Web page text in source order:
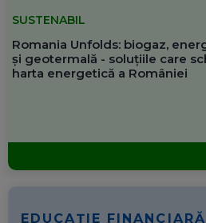
SUSTENABIL
Romania Unfolds: biogaz,
și geotermală - soluțiile care
harta energetică a României
EDUCAȚIE FINANCIARĂ